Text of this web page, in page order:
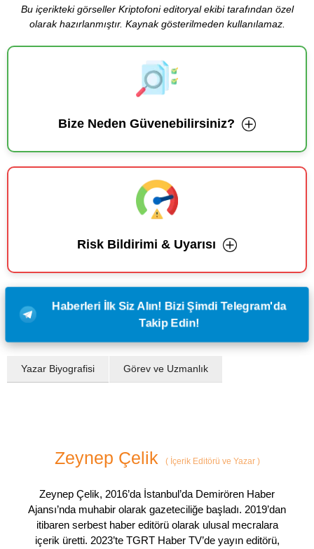
Bu içerikteki görseller Kriptofoni editoryal ekibi tarafından özel
olarak hazırlanmıştır. Kaynak gösterilmeden kullanılamaz.
Bize Neden Güvenebilirsiniz?
Risk Bildirimi & Uyarısı
Haberleri İlk Siz Alın! Bizi Şimdi Telegram'da
Takip Edin!
Yazar Biyografisi Görev ve Uzmanlık
Zeynep Çelik (İçerik Editörü ve Yazar )
Zeynep Çelik, 2016’da İstanbul’da Demirören Haber
Ajansı’nda muhabir olarak gazeteciliğe başladı. 2019’dan
itibaren serbest haber editörü olarak ulusal mecralara
içerik üretti. 2023’te TGRT Haber TV’de yayın editörü,